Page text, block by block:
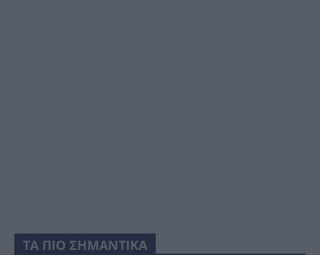
ΤΑ ΠΙΟ ΣΗΜΑΝΤΙΚΑ